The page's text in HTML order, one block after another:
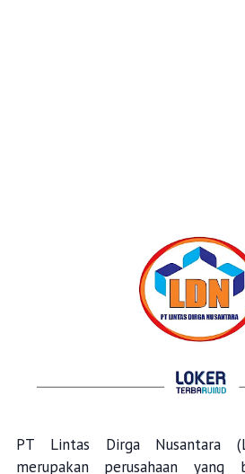
PT Lintas Dirga Nusantara
merupakan perusahaan